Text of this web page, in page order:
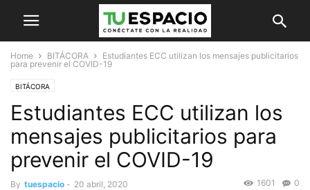
Home BITÁCORA
Estudiantes ECC utilizan los mensajes publicitarios
para prevenir el COVID-19
BITÁCORA
Estudiantes ECC utilizan los
mensajes publicitarios para
prevenir el COVID-19
By tuespacio - 20 abril, 2020 0
1601